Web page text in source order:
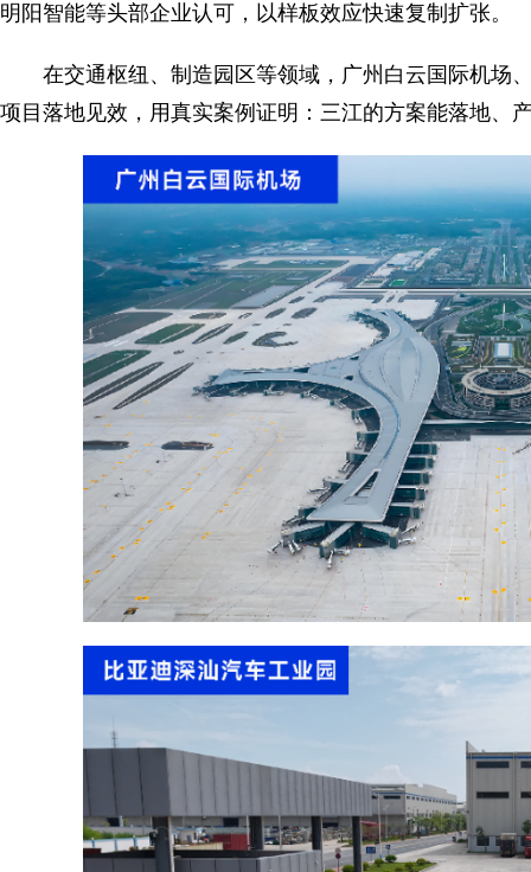
明阳智能等头部企业认可，以样板效应快速复制扩张。
在交通枢纽、制造园区等领域，广州白云国际机场
项目落地见效，用真实案例证明：三江的方案能落地、